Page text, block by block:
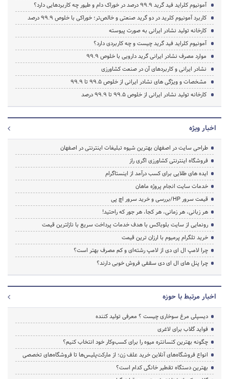
آمونیوم کلراید فید گرید 99.9 درصد در خوراک دام و طیور چه کاربردهایی دارد؟
کاربرد آمونیوم کلرید در دو گرید صنعتی و خالص‌تر؛ خوراکی با خلوص 99.9 درصد
کارخانه تولید نشادر ایرانی به صورت پیوسته
آمونیوم کلراید فید گرید چیست و چه کاربردی دارد؟
موارد مصرف نشادر ایرانی گرید دارویی با خلوص 99.9
نشادر ایرانی و کاربردهای آن در صنعت کشاورزی
مشخصات و ویژگی های نشادر ایرانی از خلوص 99.5 تا 99.9
کارخانه تولید نشادر ایرانی از خلوص 99.5 تا 99.9 درصد
اخبار ویژه
طراحی سایت در اصفهان بهترین شیوه تبلیغات اینترنتی در اصفهان
فروشگاه اینترنتی کشاورزی اگری راز
ایده های طلایی برای کسب درآمد از اینستاگرام
خدمات سایت انجام پروژه ماهان
قیمت سرور HP/بررسی و خرید سرور اچ پی
هر زبانی، هر زمانی، هر کجا، هر جور که راحتید!
رونمایی از سایت بلوباکس با هدف خدمات پرداخت سریع با نازلترین قیمت
خرید تلگرام پرمیوم با ارزان ترین قیمت
چرا لامپ ال ای دی از لامپ رشته‌ای و کم مصرف بهتر است؟
چرا پنل های ال ای دی سقفی فروش خوبی دارند؟
اخبار مرتبط با حوزه
دیسپلی مرغ سوخاری چیست ؟ معرفی تولید کننده
فواید گلاب برای لاغری
چگونه بهترین کنسانتره میوه را برای کسب‌وکار خود انتخاب کنیم؟
انواع فروشگاه‌های آنلاین خرید علف زن؛ از مارکت‌پلیس‌ها تا فروشگاه‌های تخصصی
بهترین دستگاه تقطیر خانگی کدام است؟